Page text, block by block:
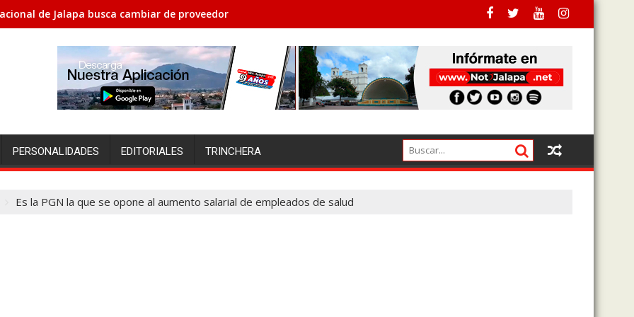
de Jalapa busca cambiar de proveedores porque no le ha pagado a los actuales
PERSONALIDADES EDITORIALES TRINCHERA
Es la PGN la que se opone al aumento salarial de empleados de salud